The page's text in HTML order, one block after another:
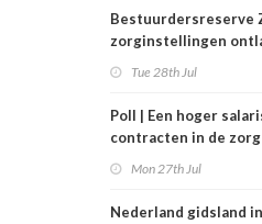
Bestuurdersreserve
zorginstellingen
Tue 28th Jul
Poll | Een hoger
contracten in de zorg
Mon 27th Jul
Nederland gidsland